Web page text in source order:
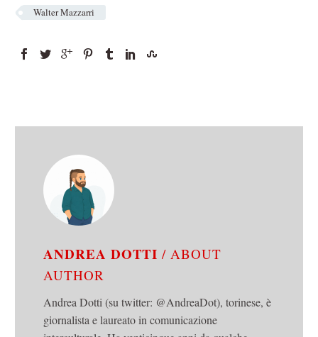
Walter Mazzarri
ANDREA DOTTI/ ABOUT
AUTHOR
Andrea Dotti (su twitter: @AndreaDot), torinese, è
giornalista e laureato in comunicazione